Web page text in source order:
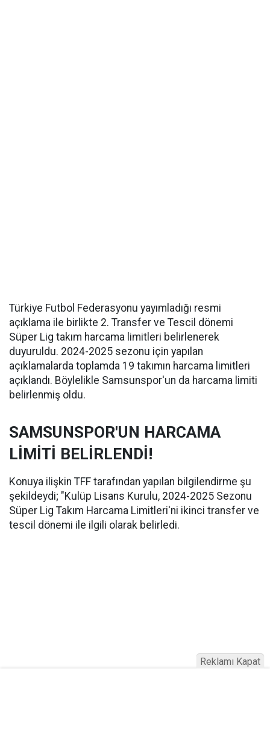
Türkiye Futbol Federasyonu yayımladığı resmi
açıklama ile birlikte 2. Transfer ve Tescil dönemi
Süper Lig takım harcama limitleri belirlenerek
duyuruldu. 2024-2025 sezonu için yapılan
açıklamalarda toplamda 19 takımın harcama limitleri
açıklandı. Böylelikle Samsunspor'un da harcama limiti
belirlenmiş oldu.
SAMSUNSPOR'UN HARCAMA
LİMİTİ BELİRLENDİ!
Konuya ilişkin TFF tarafından yapılan bilgilendirme şu
şekildeydi; "Kulüp Lisans Kurulu, 2024-2025 Sezonu
Süper Lig Takım Harcama Limitleri'ni ikinci transfer ve
tescil dönemi ile ilgili olarak belirledi.
Reklamı Kapat